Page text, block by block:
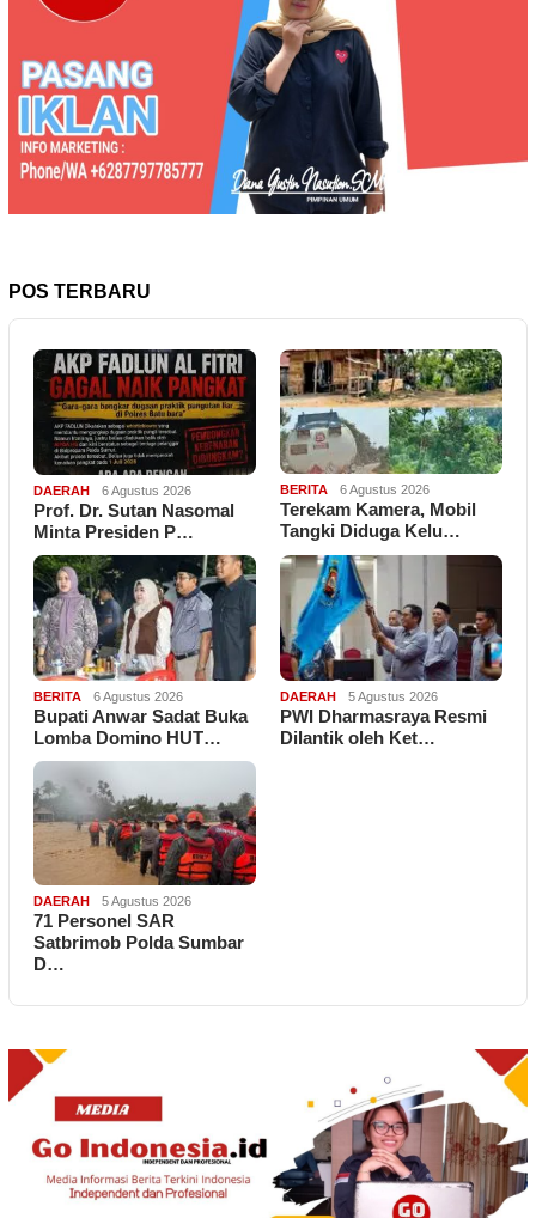
POS TERBARU
DAERAH 6 Agustus 2026
Prof. Dr. Sutan Nasomal
Minta Presiden P…
BERITA 6 Agustus 2026
Terekam Kamera, Mobil
Tangki Diduga Kelu…
BERITA 6 Agustus 2026
Bupati Anwar Sadat Buka
Lomba Domino HUT…
DAERAH 5 Agustus 2026
PWI Dharmasraya Resmi
Dilantik oleh Ket…
DAERAH 5 Agustus 2026
71 Personel SAR
Satbrimob Polda Sumbar
D…